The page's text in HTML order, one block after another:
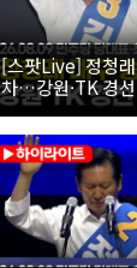
[스팟Live] 정청
차…강원·TK 경
26.08.09 더불어
보 대구·경북 합